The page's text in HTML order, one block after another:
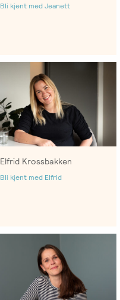
Bli kjent med Jeanett
Elfrid Krossbakken
Bli kjent med Elfrid